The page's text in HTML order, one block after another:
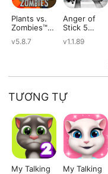
Plants vs.
Zombies™
v5.8.7
Anger of
Stick 5
v1.1.89
TƯƠNG TỰ
My Talking
My Talking